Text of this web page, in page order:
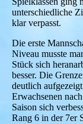
unterschiedliche
klar verpasst.
Die erste
Niveau musste
Stück sich
besser. Die
deutlich
Erwachsenen
Saison sich
Rang 6 in der 7er